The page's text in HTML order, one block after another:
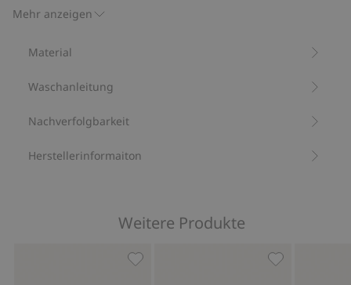
Mehr anzeigen
52/54) sitzt sie sicher und bequem. Das hübsche
Walderdbeermuster verleiht dem Sonnenhut eine
Bindeband in allen Größen außer 52/54.
Aus 100 % Biobaumwolle.
Bio-Baumwolle –GOTS
Material
Waschanleitung
Nachverfolgbarkeit
Herstellerinformaiton
Weitere Produkte